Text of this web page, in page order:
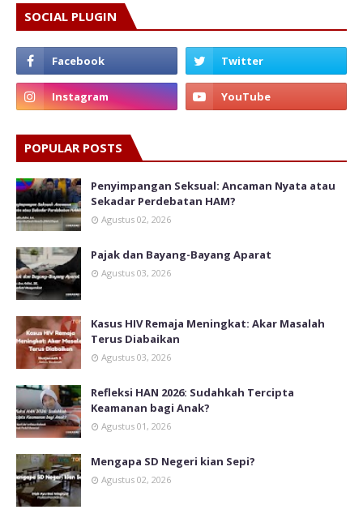
SOCIAL PLUGIN
POPULAR POSTS
Penyimpangan Seksual: Ancaman Nyata atau
Sekadar Perdebatan HAM?
Agustus 02, 2026
Pajak dan Bayang-Bayang Aparat
Agustus 03, 2026
Kasus HIV Remaja Meningkat: Akar Masalah
Terus Diabaikan
Agustus 03, 2026
Refleksi HAN 2026: Sudahkah Tercipta
Keamanan bagi Anak?
Agustus 01, 2026
Mengapa SD Negeri kian Sepi?
Agustus 02, 2026